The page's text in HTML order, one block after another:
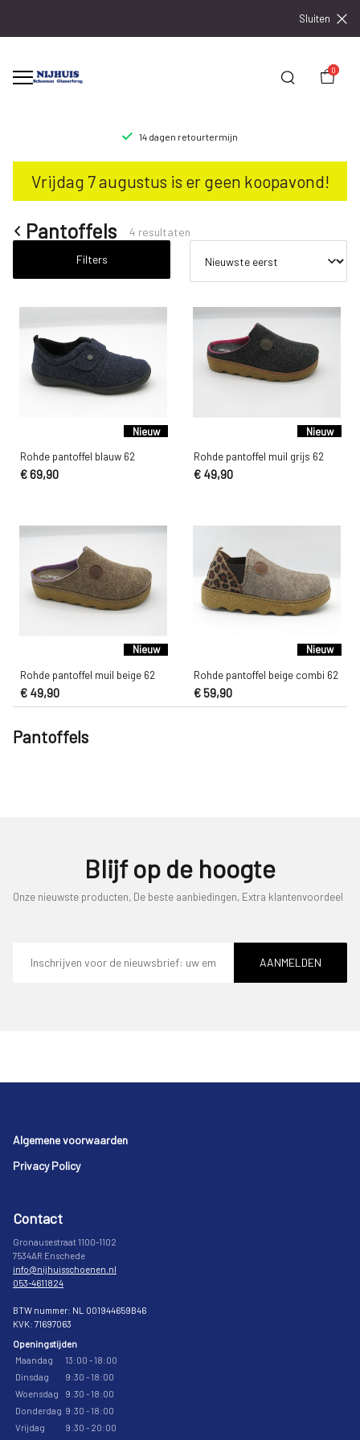
Sluiten
0
14 dagen retourtermijn
Pantoffels
Nijhuisschoenen
Vrijdag 7 augustus is er geen koopavond!
Pantoffels 4 resultaten
Filters
Nieuw
Rohde pantoffel blauw 62
€ 69,90
Nieuw
Rohde pantoffel muil grijs 62
€ 49,90
Nieuw
Rohde pantoffel muil beige 62
€ 49,90
Nieuw
Rohde pantoffel beige combi 62
€ 59,90
Pantoffels
Blijf op de hoogte
Onze nieuwste producten, De beste aanbiedingen, Extra klantenvoordeel
mailadres
AANMELDEN
Footer
Algemene voorwaarden
Privacy Policy
Contact
Gronausestraat 1100-1102
7534AR Enschede
info@nijhuisschoenen.nl
053-4611824
BTW nummer: NL 001944659B46
KVK: 71697063
Openingstijden
Maandag
13:00 - 18:00
Dinsdag
9:30 - 18:00
Woensdag
9:30 - 18:00
Donderdag 9:30 - 18:00
Vrijdag
9:30 - 20:00